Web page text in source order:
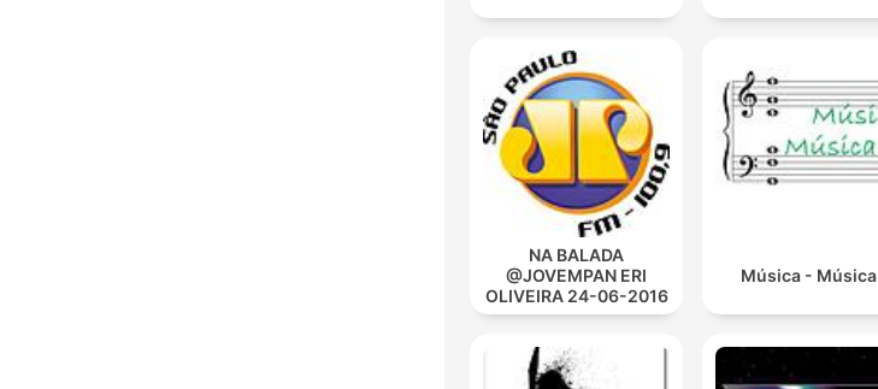
NA BALADA
@JOVEMPAN ERI
OLIVEIRA 24-06-2016
Música - Música